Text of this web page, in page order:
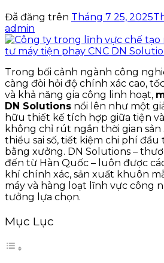
Đã đăng trên Tháng 7 25, 2025
admin
Trong bối cảnh ngành công
càng đòi hỏi độ chính xác cao,
và khả năng gia công linh hoạt,
DN Solutions nổi lên như một
hữu thiết kế tích hợp giữa tiện
không chỉ rút ngắn thời gian sản
thiểu sai số, tiết kiệm chi phí đầu
bằng xưởng. DN Solutions –
đến từ Hàn Quốc – luôn được
khí chính xác, sản xuất khuôn
máy và hàng loạt lĩnh vực công
tưởng lựa chọn.
Mục Lục